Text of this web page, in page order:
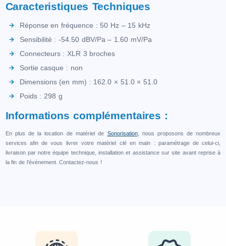
Caracteristiques Techniques
Réponse en fréquence : 50 Hz – 15 kHz
Sensibilité : -54.50 dBV/Pa – 1.60 mV/Pa
Connecteurs : XLR 3 broches
Sortie casque : non
Dimensions (en mm) : 162.0 × 51.0 × 51.0
Poids : 298 g
Informations complémentaires :
En plus de la location de matériel de Sonorisation, nous proposons de nombreux
services afin de vous livrer votre matériel clé en main : paramétrage de celui-ci,
livraison par notre équipe technique, installation et assistance sur site avant reprise à
la fin de l'événement. Contactez-nous !